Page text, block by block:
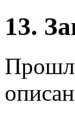
13.